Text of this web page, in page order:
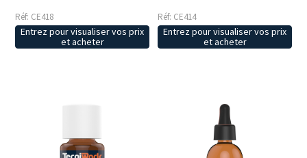
Réf: CE418
Entrez pour visualiser vos prix
et acheter
Réf: CE414
Entrez pour visualiser vos prix
et acheter